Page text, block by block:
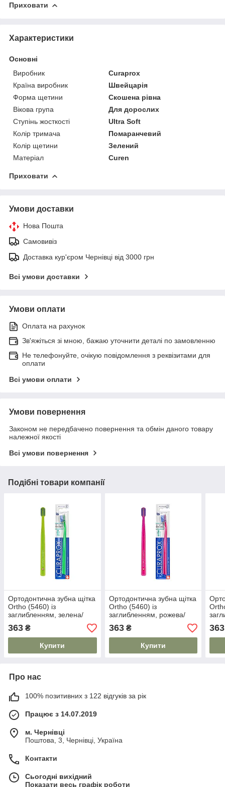
Приховати
Характеристики
Основні
Виробник
Curaprox
Країна виробник
Швейцарія
Форма щетини
Скошена рівна
Вікова група
Для дорослих
Ступінь жосткості
Ultra Soft
Колір тримача
Помаранчевий
Колір щетини
Зелений
Матеріал
Curen
Приховати
Умови доставки
Нова Пошта
Самовивіз
Доставка кур'єром Чернівці від 3000 грн
Всі умови доставки
Умови оплати
Оплата на рахунок
Зв'яжіться зі мною, бажаю уточнити деталі по замовленню
Не телефонуйте, очікую повідомлення з реквізитами для
оплати
Всі умови оплати
Умови повернення
Законом не передбачено повернення та обмін даного товару
належної якості
Всі умови повернення
Подібні товари компанії
Ортодонтична зубна щітка
Ortho (5460) із
заглибленням, зелена/
синя CURAPROX
363 ₴
Купити
Ортодонтична зубна щітка
Ortho (5460) із
заглибленням, рожева/
синя CURAPROX
363₴
Купити
363
Про нас
100% позитивних з 122 відгуків за рік
Працює з 14.07.2019
м. Чернівці
Поштова, 3, Чернівці, Україна
Контакти
Сьогодні вихідний
Показати весь графік роботи